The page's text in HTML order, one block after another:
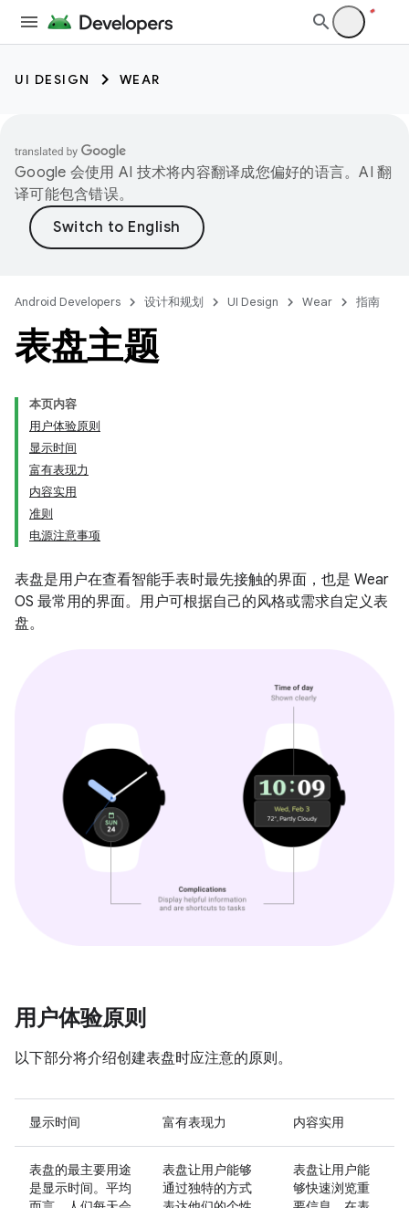
UI DESIGN WEAR
Google 会使用 AI 技术将内容翻译成您偏好的语言。AI 翻
译可能包含错误。
Android Developers 设计和规划 UI Design Wear 指南
表盘主题
本页内容
用户体验原则
显示时间
富有表现力
内容实用
准则
电源注意事项
表盘是用户在查看智能手表时最先接触的界面，也是 Wear
OS 最常用的界面。用户可根据自己的风格或需求自定义表
盘。
用户体验原则
以下部分将介绍创建表盘时应注意的原则。
显示时间 富有表现力 内容实用
表盘的最主要用途
是显示时间。平均
表盘让用户能够
通过独特的方式
表盘让用户能
够快速浏览重